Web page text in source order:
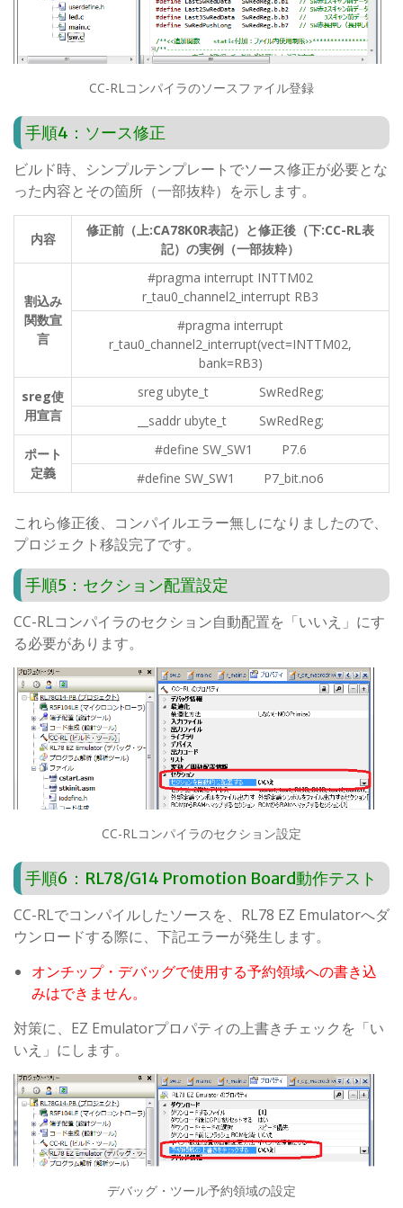
CC-RLコンパイラのソースファイル登録
手順4：ソース修正
ビルド時、シンプルテンプレートでソース修正が必要とな
った内容とその箇所（一部抜粋）を示します。
内容
修正前（上:CA78K0R表記）と修正後（下:CC-RL表
記）の実例（一部抜粋）
割込み
関数宣
言
#pragma interrupt INTTM02
r_tau0_channel2_interrupt RB3
#pragma interrupt
r_tau0_channel2_interrupt(vect=INTTM02,
bank=RB3)
sreg使
用宣言
sreg ubyte_t SwRedReg;
__saddr ubyte_t SwRedReg;
ポート
定義
#define SW_SW1 P7.6
#define SW_SW1 P7_bit.no6
これら修正後、コンパイルエラー無しになりましたので、
プロジェクト移設完了です。
手順5：セクション配置設定
CC-RLコンパイラのセクション自動配置を「いいえ」にす
る必要があります。
CC-RLコンパイラのセクション設定
手順6：RL78/G14 Promotion Board動作テスト
CC-RLでコンパイルしたソースを、RL78 EZ Emulatorへダ
ウンロードする際に、下記エラーが発生します。
オンチップ・デバッグで使用する予約領域への書き込
みはできません。
対策に、EZ Emulatorプロパティの上書きチェックを「い
いえ」にします。
デバッグ・ツール予約領域の設定